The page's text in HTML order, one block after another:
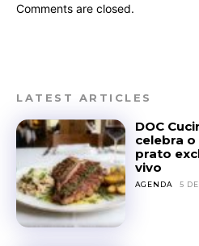
Comments are closed.
LATEST ARTICLES
DOC
celebra o
prato
vivo
AGENDA 5